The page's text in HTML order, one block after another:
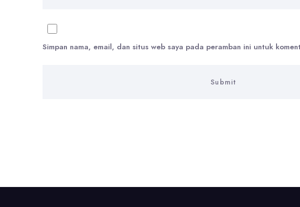
Simpan nama, email, dan situs web saya pada peramban ini untuk